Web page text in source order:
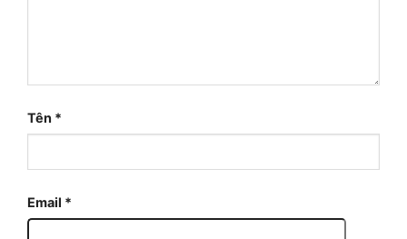
Tên *
Email *